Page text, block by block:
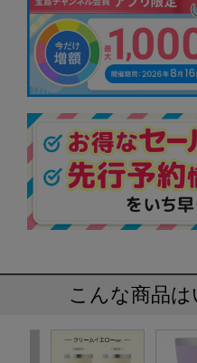
こんな商品